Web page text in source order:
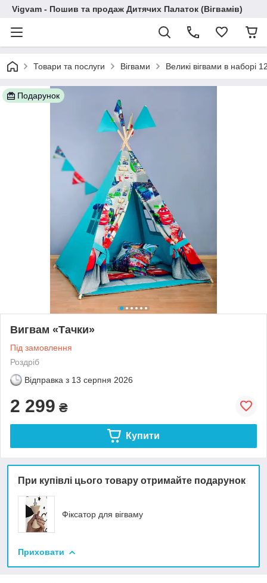
Vigvam - Пошив та продаж Дитячих Палаток (Вігвамів)
Товари та послуги Вігвами Великі вігвами в наборі
Подарунок
Вигвам «Тачки»
Під замовлення
Роздріб
Відправка з 13 серпня 2026
2 299 ₴
Купити
При купівлі цього товару отримайте подарунок
Фіксатор для вігваму
Приховати